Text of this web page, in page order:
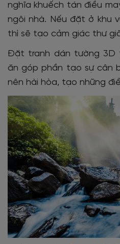
nghĩa khuếch tán điều
ngôi nhà. Nếu đặt ở khu
thì sẽ tạo cảm giác thư
Đặt tranh dán tường 3D
ăn góp phần tạo sự cân
nên hài hòa, tạo những